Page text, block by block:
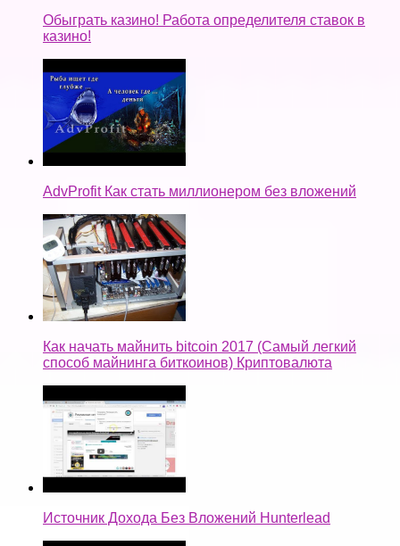
Обыграть казино! Работа определителя ставок в
казино!
AdvProfit Как стать миллионером без вложений
Как начать майнить bitcoin 2017 (Самый легкий
способ майнинга биткоинов) Криптовалюта
Источник Дохода Без Вложений Hunterlead